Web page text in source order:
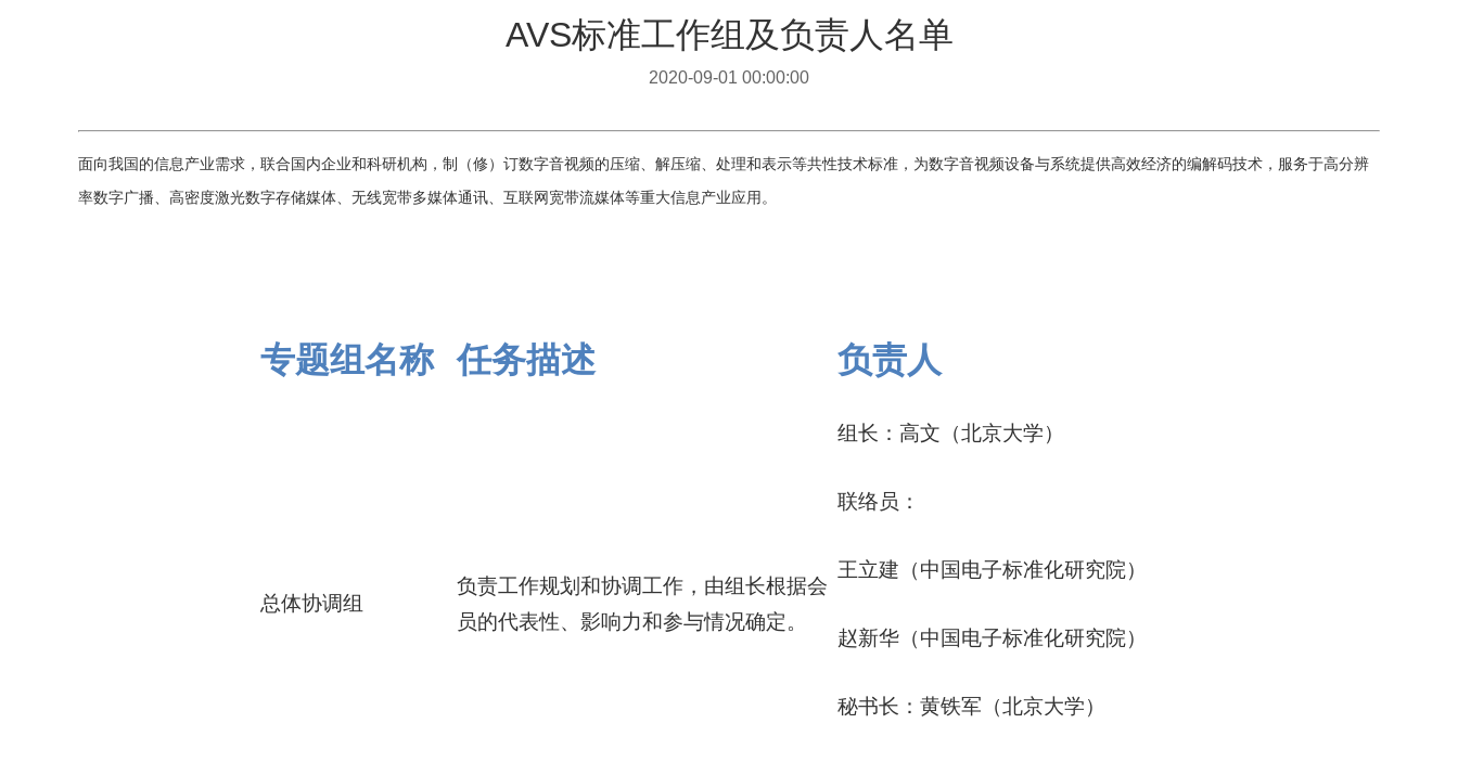
AVS标准工作组及负责人名单
2020-09-01 00:00:00
面向我国的信息产业需求，联合国内企业和科研机构，制（修）订数字音视频的压缩、解压缩、处理和表示等共性技术标准，为数字音视频设备与系统提供高效经济的编解码技术，服务于高分辨
率数字广播、高密度激光数字存储媒体、无线宽带多媒体通讯、互联网宽带流媒体等重大信息产业应用。
专题组名称 任务描述 负责人
总体协调组
负责工作规划和协调工作，由组长根据会
员的代表性、影响力和参与情况确定。
组长：高文（北京大学）
联络员：
王立建（中国电子标准化研究院）
赵新华（中国电子标准化研究院）
秘书长：黄铁军（北京大学）